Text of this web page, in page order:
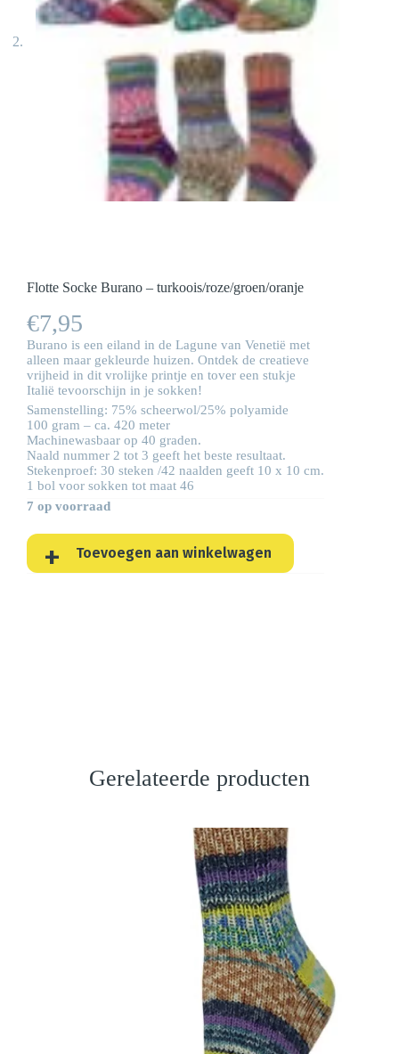
Flotte Socke Burano – turkoois/roze/groen/oranje
€7,95
Burano is een eiland in de Lagune van Venetië met
alleen maar gekleurde huizen. Ontdek de creatieve
vrijheid in dit vrolijke printje en tover een stukje
Italië tevoorschijn in je sokken!
Samenstelling: 75% scheerwol/25% polyamide
100 gram – ca. 420 meter
Machinewasbaar op 40 graden.
Naald nummer 2 tot 3 geeft het beste resultaat.
Stekenproef: 30 steken /42 naalden geeft 10 x 10 cm.
1 bol voor sokken tot maat 46
7 op voorraad
Toevoegen aan winkelwagen
Gerelateerde producten